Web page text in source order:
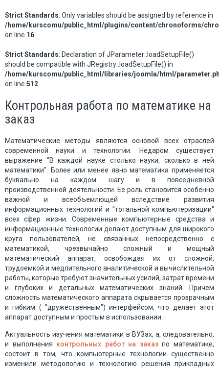
Strict Standards: Only variables should be assigned by reference in
/home/kurscomu/public_html/plugins/content/chronoforms/
on line 16
Strict Standards: Declaration of JParameter::loadSetupFile()
should be compatible with JRegistry::loadSetupFile() in
/home/kurscomu/public_html/libraries/joomla/html/
on line 512
Контрольная работа по математике на
заказ
Математические методы являются основой всех отраслей
современной науки и технологии. Недаром существует
выражение "В каждой науке столько науки, сколько в ней
математики". Более или менее явно математика применяется
буквально на каждом шагу и в повседневной
производственной деятельности. Ее роль становится особенно
важной и всеобъемлющей вследствие развития
информационных технологий и "тотальной компьютеризации"
всех сфер жизни. Современные компьютерные средства и
информационные технологии делают доступным для широкого
круга пользователей, не связанных непосредственно с
математикой, чрезвычайно сложный и мощный
математический аппарат, освобождая их от сложной,
трудоемкой и медлительного аналитической и вычислительной
работы, которые требуют значительных усилий, затрат времени
и глубоких и детальных математических знаний. Причем
сложность математического аппарата скрывается прозрачным
и гибким ( "дружественным") интерфейсом, что делает этот
аппарат доступным и простым в использовании.
Актуальность изучения математики в ВУЗах, а, следовательно,
и выполнения контрольных работ на заказпо математике,
состоит в том, что компьютерные технологии существенно
изменили методологию и технологию решения прикладных